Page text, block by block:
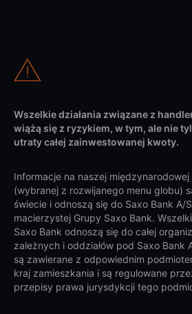
Wszelkie działania związane z
wiążą się z ryzykiem, w tym, ale nie
utraty całej zainwestowanej kwoty.
Informacje na naszej
(wybranej z rozwijanego menu globu)
świecie i odnoszą się do Saxo Bank A/
macierzystej Grupy Saxo Bank.
Saxo Bank odnoszą się do całej
zależnych i oddziałów pod Saxo Bank
są zawierane z odpowiednim
kraj zamieszkania i są regulowane
przepisy prawa jurysdykcji tego